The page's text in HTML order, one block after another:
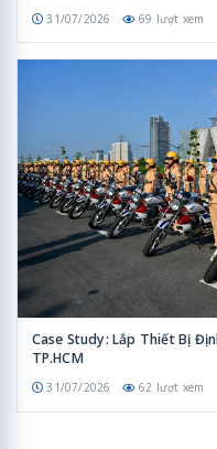
31/07/2026 69 lượt xem
Case Study: Lắp Thiết Bị
TP.HCM
31/07/2026 62 lượt xem